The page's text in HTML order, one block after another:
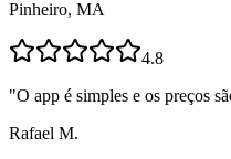
Pinheiro, MA
4.8
"O app é simples e os preços
Rafael M.